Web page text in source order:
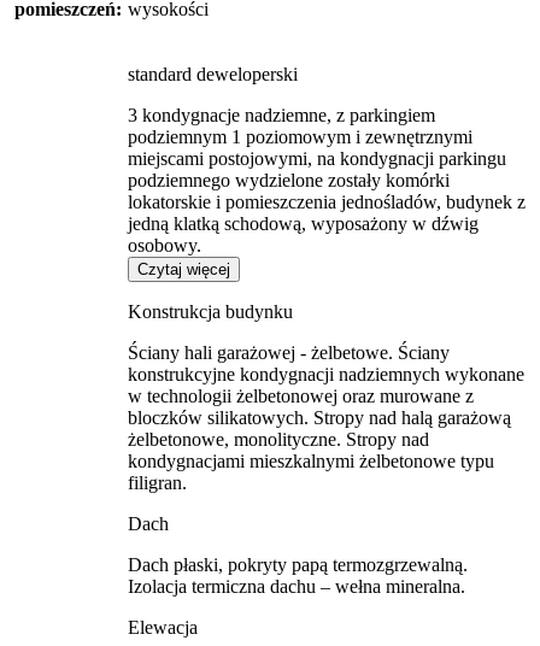
pomieszczeń: wysokości
standard deweloperski
3 kondygnacje nadziemne, z parkingiem
podziemnym 1 poziomowym i zewnętrznymi
miejscami postojowymi, na kondygnacji parkingu
podziemnego wydzielone zostały komórki
lokatorskie i pomieszczenia jednośladów, budynek z
jedną klatką schodową, wyposażony w dźwig
osobowy.
Czytaj więcej
Konstrukcja budynku
Ściany hali garażowej - żelbetowe. Ściany
konstrukcyjne kondygnacji nadziemnych wykonane
w technologii żelbetonowej oraz murowane z
bloczków silikatowych. Stropy nad halą garażową
żelbetonowe, monolityczne. Stropy nad
kondygnacjami mieszkalnymi żelbetonowe typu
filigran.
Dach
Dach płaski, pokryty papą termozgrzewalną.
Izolacja termiczna dachu – wełna mineralna.
Elewacja